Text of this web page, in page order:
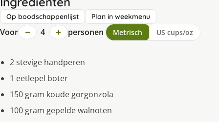
Op boodschappenlijst Plan in weekmenu
Voor − 4 + personen Metrisch US cups/oz
2 stevige handperen
1 eetlepel boter
150 gram koude gorgonzola
100 gram gepelde walnoten